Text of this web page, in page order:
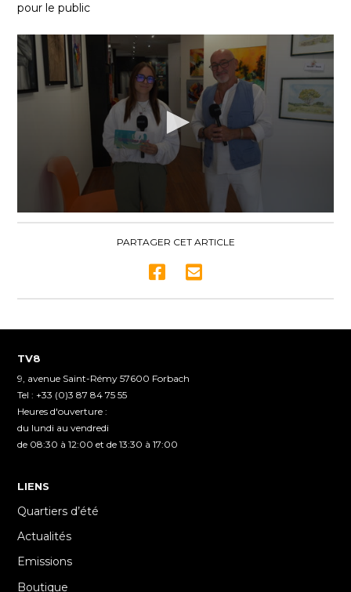
pour le public
PARTAGER CET ARTICLE
TV8
9, avenue Saint-Rémy 57600 Forbach
Tel : +33 (0)3 87 84 75 55
Heures d'ouverture :
du lundi au vendredi
de 08:30 à 12:00 et de 13:30 à 17:00
LIENS
Quartiers d’été
Actualités
Emissions
Boutique